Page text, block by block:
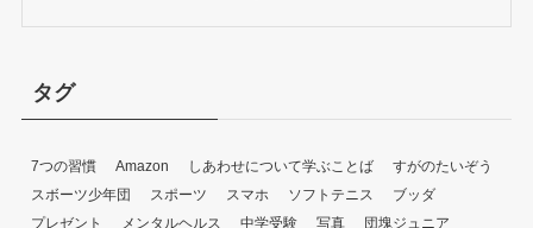
タグ
7つの習慣 Amazon しあわせについて学ぶことば
すがのたいぞう
スボーツ少年団
スポーツ スマホ ソフトテニス
ブッダ
プレゼント
メンタルヘルス 中学受験 写真 団塊ジュニア